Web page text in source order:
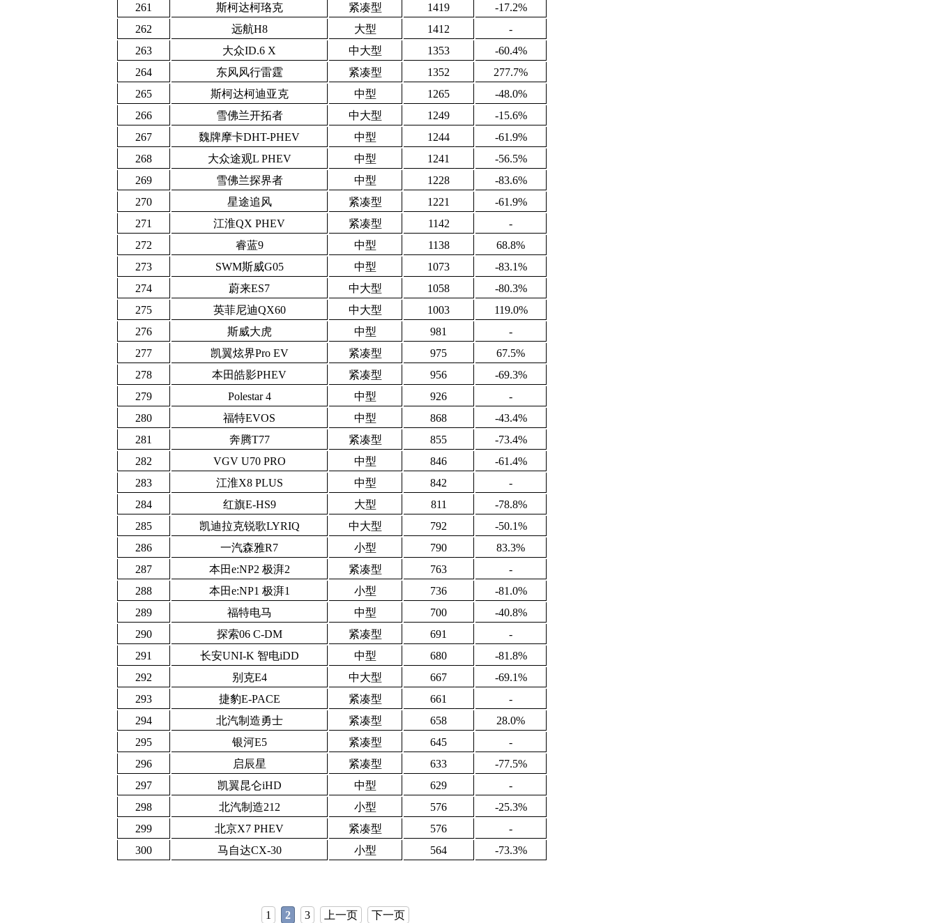
261
斯柯达柯珞克 紧凑型 1419
-17.2%
262
远航H8 大型 1412
-
263
大众ID.6 X 中大型 1353
-60.4%
264
东风风行雷霆 紧凑型 1352
277.7%
265
斯柯达柯迪亚克 中型 1265
-48.0%
266
雪佛兰开拓者 中大型 1249
-15.6%
267
魏牌摩卡DHT-PHEV 中型 1244
-61.9%
268
大众途观L PHEV 中型 1241
-56.5%
269
雪佛兰探界者 中型 1228
-83.6%
270
星途追风 紧凑型 1221
-61.9%
271
江淮QX PHEV 紧凑型 1142
-
272
睿蓝9 中型 1138
68.8%
273
SWM斯威G05 中型 1073
-83.1%
274
蔚来ES7 中大型 1058
-80.3%
275
英菲尼迪QX60 中大型 1003
119.0%
276
斯威大虎 中型 981
-
277
凯翼炫界Pro EV 紧凑型 975
67.5%
278
本田皓影PHEV 紧凑型 956
-69.3%
279
Polestar 4 中型 926
-
280
福特EVOS 中型 868
-43.4%
281
奔腾T77 紧凑型 855
-73.4%
282
VGV U70 PRO 中型 846
-61.4%
283
江淮X8 PLUS 中型 842
-
284
红旗E-HS9 大型 811
-78.8%
285
凯迪拉克锐歌LYRIQ 中大型 792
-50.1%
286
一汽森雅R7 小型 790
83.3%
287
本田e:NP2 极湃2 紧凑型 763
-
288
本田e:NP1 极湃1 小型 736
-81.0%
289
福特电马 中型 700
-40.8%
290
探索06 C-DM 紧凑型 691
-
291
长安UNI-K 智电iDD 中型 680
-81.8%
292
别克E4 中大型 667
-69.1%
293
捷豹E-PACE 紧凑型 661
-
294
北汽制造勇士 紧凑型 658
28.0%
295
银河E5 紧凑型 645
-
296
启辰星 紧凑型 633
-77.5%
297
凯翼昆仑iHD 中型 629
-
298
北汽制造212 小型 576
-25.3%
299
北京X7 PHEV 紧凑型 576
-
300
马自达CX-30 小型 564 -73.3%
1 2 3 上一页 下一页